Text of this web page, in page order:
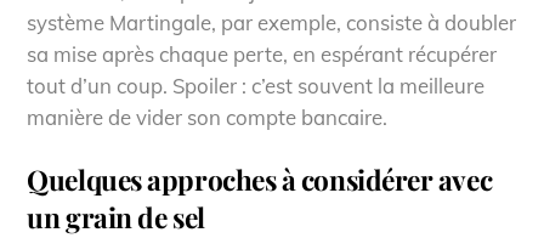
système Martingale, par exemple, consiste à doubler
sa mise après chaque perte, en espérant récupérer
tout d’un coup. Spoiler : c’est souvent la meilleure
manière de vider son compte bancaire.
Quelques approches à considérer avec
un grain de sel